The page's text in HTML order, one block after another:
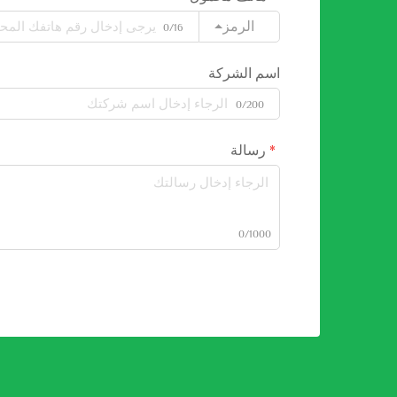
الرمز
0/16
اسم الشركة
0/200
رسالة
0/1000